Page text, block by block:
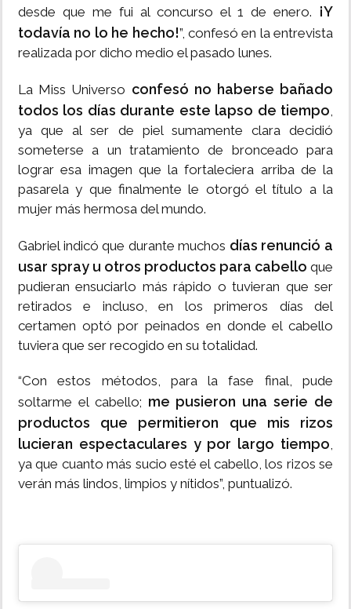
desde que me fui al concurso el 1 de enero. ¡Y
todavía no lo he hecho!”, confesó en la entrevista
realizada por dicho medio el pasado lunes.
La Miss Universo confesó no haberse bañado
todos los días durante este lapso de tiempo,
ya que al ser de piel sumamente clara decidió
someterse a un tratamiento de bronceado para
lograr esa imagen que la fortaleciera arriba de la
pasarela y que finalmente le otorgó el título a la
mujer más hermosa del mundo.
Gabriel indicó que durante muchos días renunció a
usar spray u otros productos para cabello que
pudieran ensuciarlo más rápido o tuvieran que ser
retirados e incluso, en los primeros días del
certamen optó por peinados en donde el cabello
tuviera que ser recogido en su totalidad.
“Con estos métodos, para la fase final, pude
soltarme el cabello; me pusieron una serie de
productos que permitieron que mis rizos
lucieran espectaculares y por largo tiempo,
ya que cuanto más sucio esté el cabello, los rizos se
verán más lindos, limpios y nítidos”, puntualizó.